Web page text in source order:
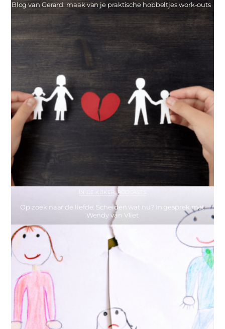
Blog van Gerard: maak van je praktische hobbeltjes work-outs
IN DE KIJKER ,PODCASTS
Op zoek naar de liefde: Scheiden wat nu? In gesprek met
Wendy van Vliet